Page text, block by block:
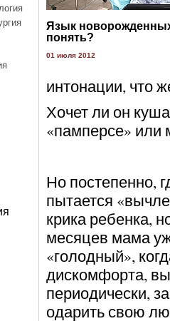
Язык
понять?
01 июля 2012
интонации, что
Хочет ли он
«памперсе» или
Но постепенно,
пытается
крика ребенка,
месяцев мама
«голодный»,
дискомфорта,
периодически,
одарить свою